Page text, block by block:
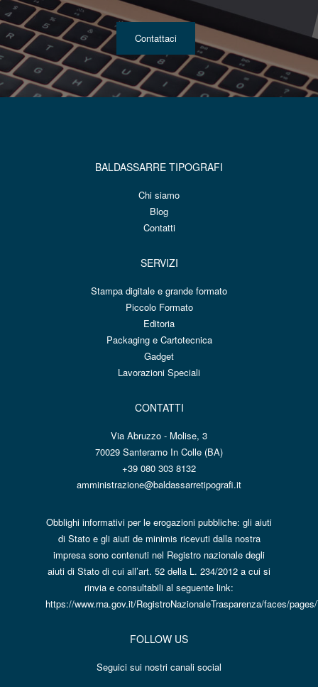
Contattaci
BALDASSARRE TIPOGRAFI
Chi siamo
Blog
Contatti
SERVIZI
Stampa digitale e grande formato
Piccolo Formato
Editoria
Packaging e Cartotecnica
Gadget
Lavorazioni Speciali
CONTATTI
Via Abruzzo - Molise, 3
70029 Santeramo In Colle (BA)
+39 080 303 8132
amministrazione@baldassarretipografi.it
Obblighi informativi per le erogazioni pubbliche: gli aiuti
di Stato e gli aiuti de minimis ricevuti dalla nostra
impresa sono contenuti nel Registro nazionale degli
aiuti di Stato di cui all’art. 52 della L. 234/2012 a cui si
rinvia e consultabili al seguente link:
https://www.rna.gov.it/RegistroNazionaleTrasparenza/faces/
FOLLOW US
Seguici sui nostri canali social